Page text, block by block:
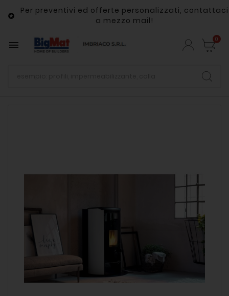

Per preventivi ed offerte personalizzati, contattaci
a mezzo mail!
 0